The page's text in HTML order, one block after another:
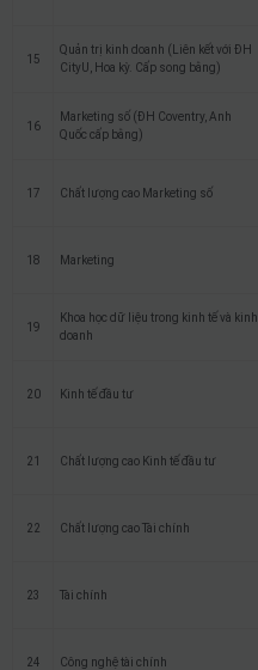
15
Quản trị kinh doanh (Liên kết với ĐH
CityU, Hoa kỳ. Cấp song bằng)
16
Marketing số (ĐH Coventry, Anh
Quốc cấp bằng)
17 Chất lượng cao Marketing số
18 Marketing
19
Khoa học dữ liệu trong kinh tế và kinh
doanh
20 Kinh tế đầu tư
21 Chất lượng cao Kinh tế đầu tư
22 Chất lượng cao Tài chính
23 Tài chính
24 Công nghệ tài chính